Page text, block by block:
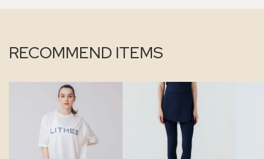
RECOMMEND ITEMS